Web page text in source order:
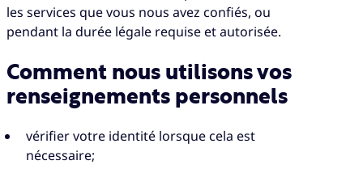
les services que vous nous avez confiés, ou
pendant la durée légale requise et autorisée.
Comment nous utilisons vos
renseignements personnels
vérifier votre identité lorsque cela est
nécessaire;